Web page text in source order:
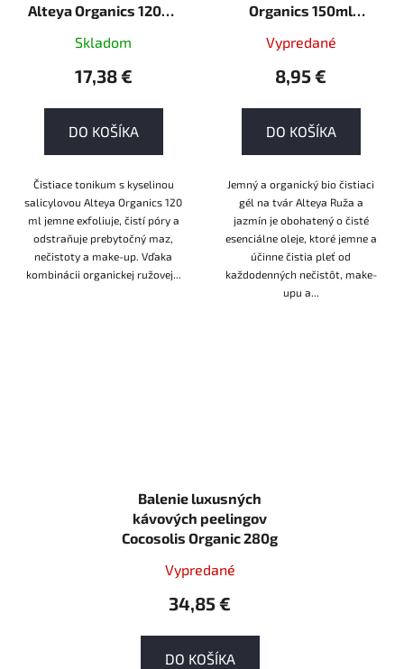
Alteya Organics 120ml
Skladom
17,38 €
DO KOŠÍKA
Čistiace tonikum s kyselinou
salicylovou Alteya Organics 120
ml jemne exfoliuje, čistí póry a
odstraňuje prebytočný maz,
nečistoty a make-up. Vďaka
kombinácii organickej ružovej...
Organics 150ml
Vypredané
8,95 €
DO KOŠÍKA
Jemný a organický bio čistiaci
gél na tvár Alteya Ruža a
jazmín je obohatený o čisté
esenciálne oleje, ktoré jemne a
účinne čistia pleť od
každodenných nečistôt, make-
upu a...
Balenie luxusných
kávových peelingov
Cocosolis Organic 280g
Vypredané
34,85 €
DO KOŠÍKA